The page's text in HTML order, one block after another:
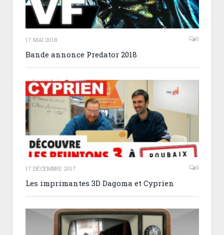
17 MAI 2018 0
Bande annonce Predator 2018
17 DÉCEMBRE 2017 0
Les imprimantes 3D Dagoma et Cyprien